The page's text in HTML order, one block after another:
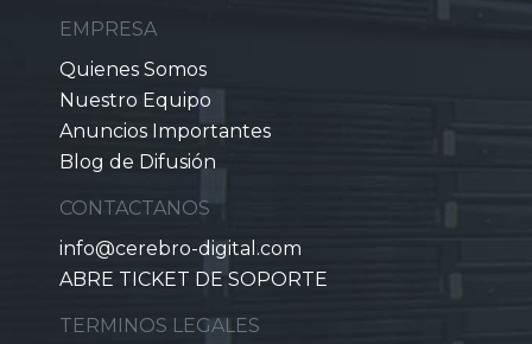
EMPRESA
Quienes Somos
Nuestro Equipo
Anuncios Importantes
Blog de Difusión
CONTACTANOS
info@cerebro-digital.com
ABRE TICKET DE SOPORTE
TERMINOS LEGALES